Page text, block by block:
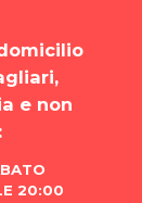
e non
20:00